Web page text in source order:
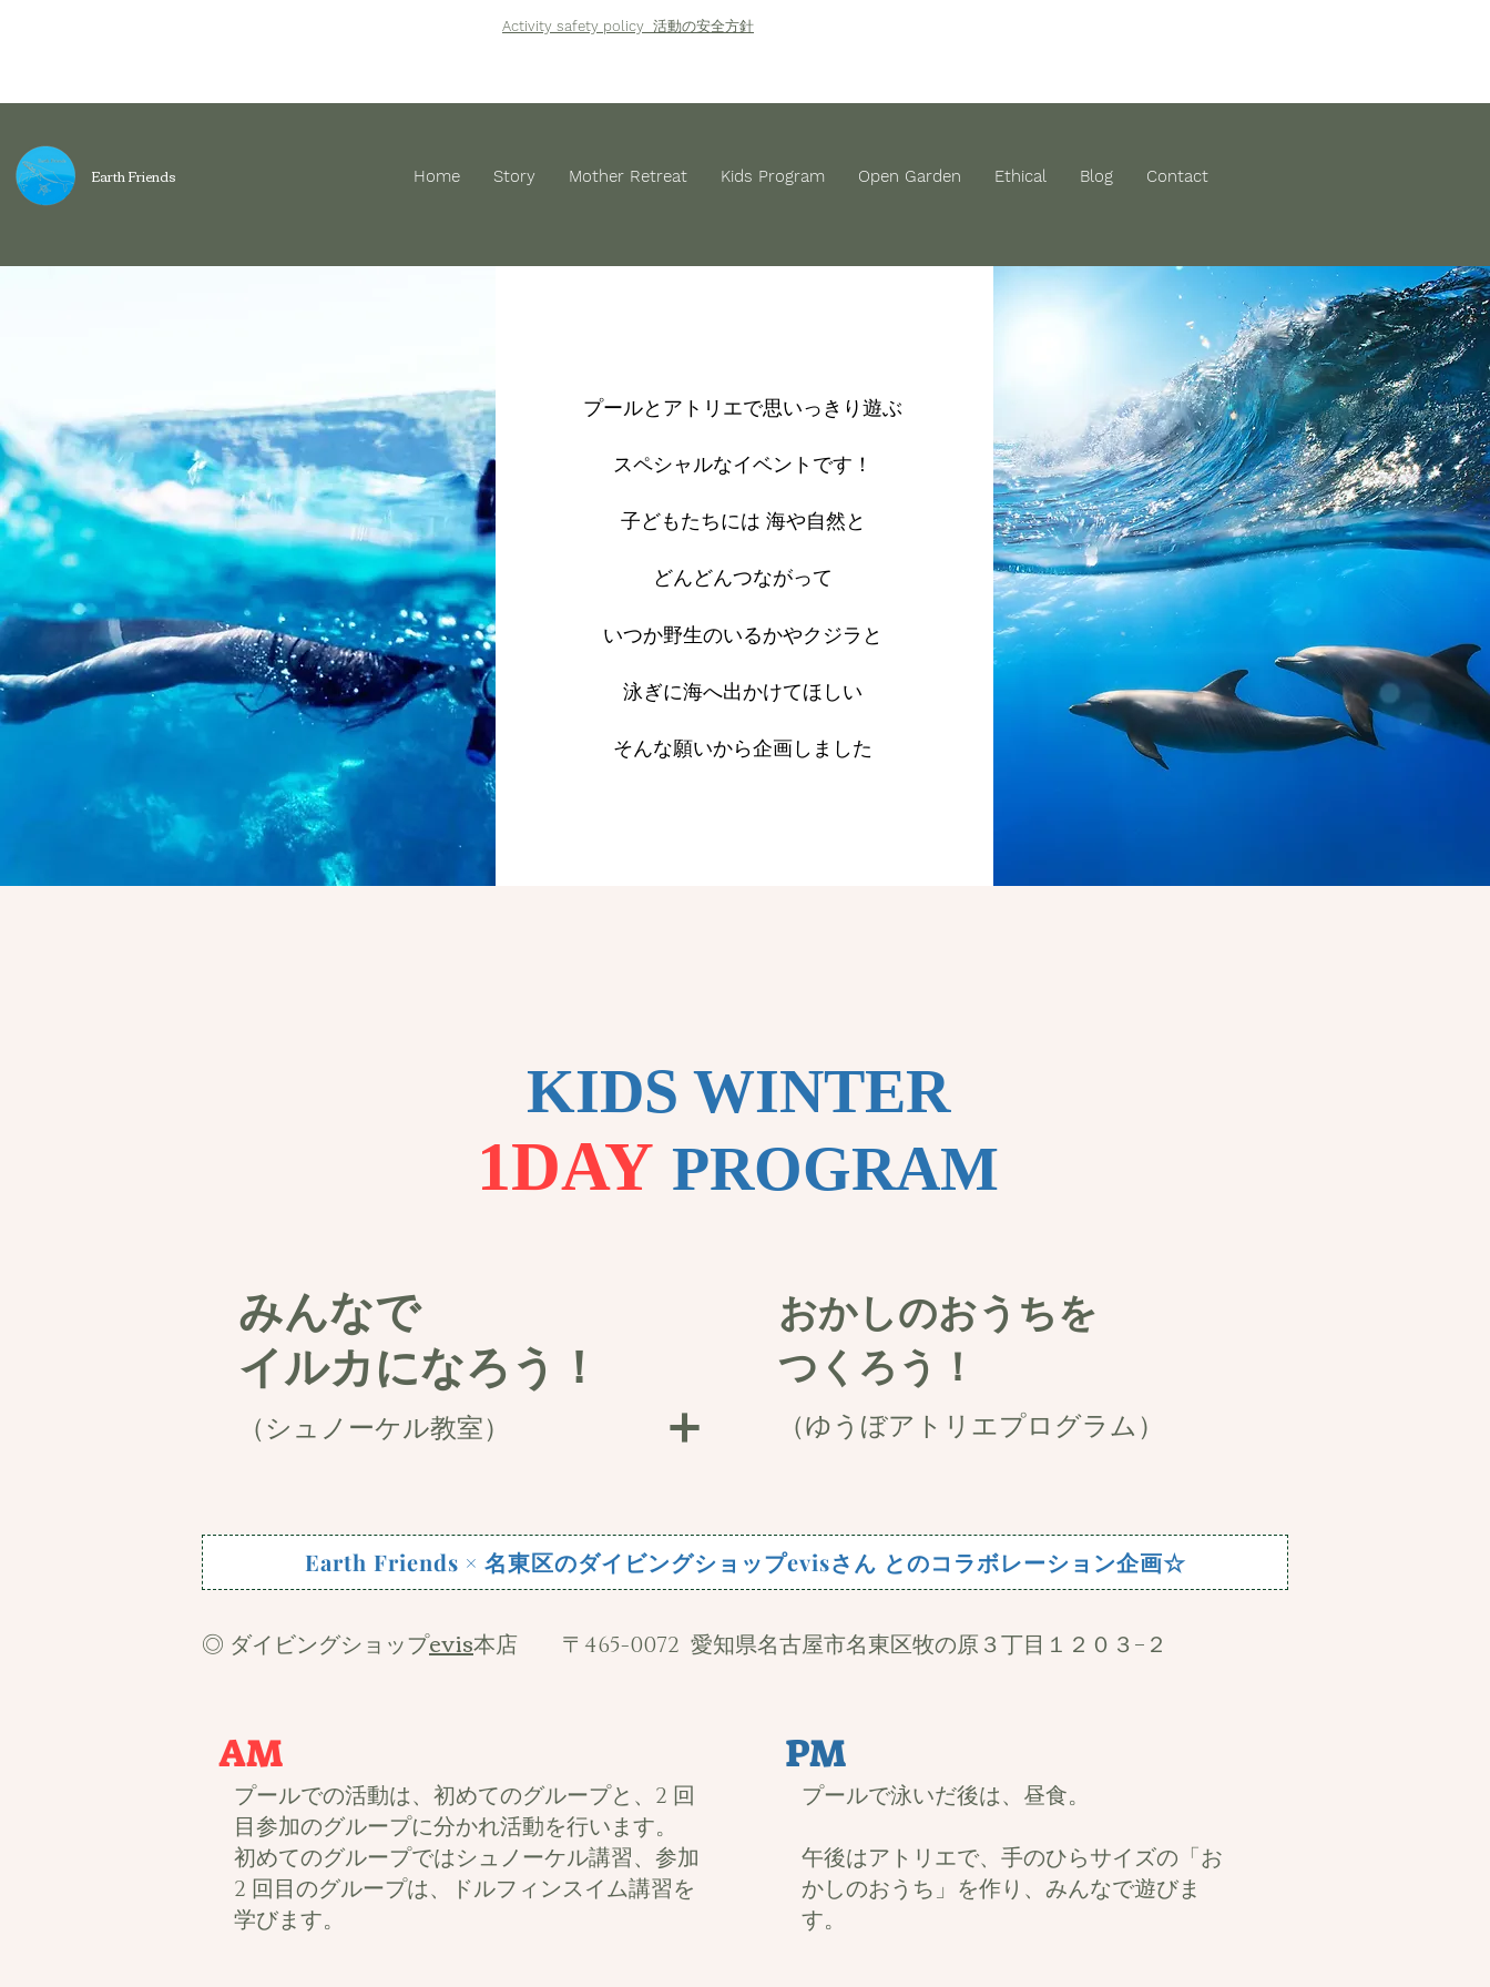
Activity safety policy 活動の安全方針
​Earth Friends Home Story Mother Retreat Kids Program Open Garden Ethical Blog Contact
プールとアトリエで思いっきり遊ぶ
スペシャルなイベントです！
子どもたちには 海や自然と
どんどんつながって
いつか野生のいるかやクジラと
泳ぎに海へ出かけてほしい
そんな願いから企画しました
KIDS WINTER
1DAY PROGRAM
みんなで
イルカになろう！
（シュノーケル教室） ＋
おかしのおうちを
つくろう！
（ゆうぼアトリエプログラム）
Earth Friends × 名東区のダイビングショップevisさん とのコラボレーション企画☆
◎ ダイビングショップevis本店 〒465-0072 愛知県名古屋市名東区牧の原３丁目１２０３−２
AM
プールでの活動は、初めてのグループと、2 回
目参加のグループに分かれ活動を行います。
初めてのグループではシュノーケル講習、参加
2 回目のグループは、ドルフィンスイム講習を
学びます。
PM
プールで泳いだ後は、昼食。
午後はアトリエで、手のひらサイズの「お
かしのおうち」を作り、みんなで遊びま
す。